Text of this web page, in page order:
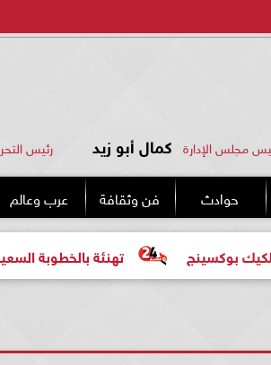
مجلس الإدارة كمال أبو زيد رئيس
حوادث فن وثقافة عرب وعالم
تهنئة بالخطوبة السعيدة.. ألف